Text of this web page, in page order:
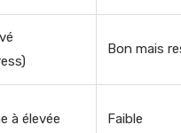
Bon mais
à élevée Faible